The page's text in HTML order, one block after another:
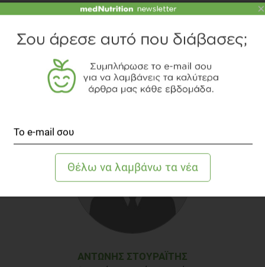
αποσυμπίεσης είναι τα σοβαρά νευρολογικά ελλείμματα λόγω
ΑΝΤΏΝΗΣ ΣΤΟΥΡΑΪ́ΤΗΣ
×